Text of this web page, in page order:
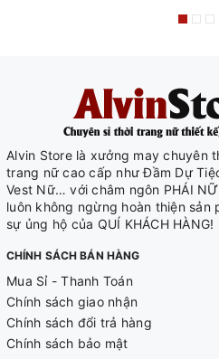
Alvin Store là xưởng may chuyên
trang nữ cao cấp như Đầm Dự
Vest Nữ… với châm ngôn PHÁI
luôn không ngừng hoàn thiện sản
sự ủng hộ của QUÍ KHÁCH HÀNG!
CHÍNH SÁCH BÁN HÀNG
Mua Sỉ - Thanh Toán
Chính sách giao nhận
Chính sách đổi trả hàng
Chính sách bảo mật